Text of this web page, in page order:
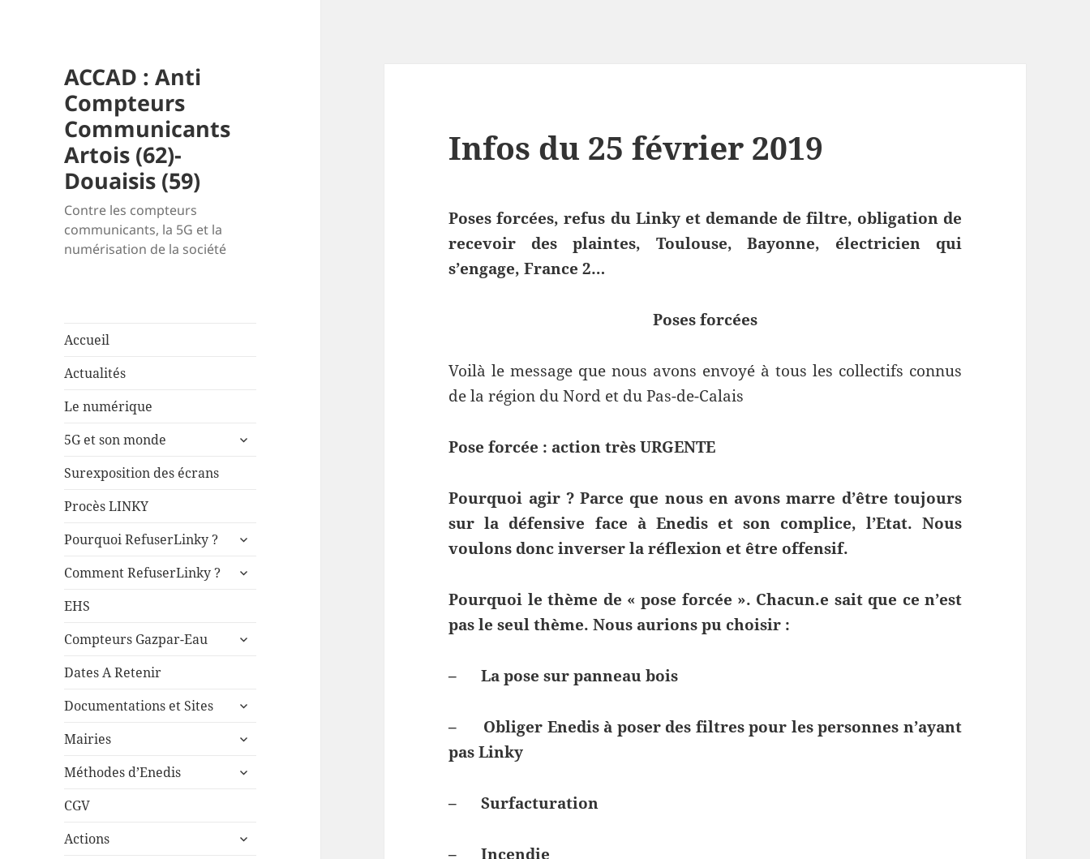
ACCAD : Anti
Compteurs
Communicants
Artois (62)-
Douaisis (59)
Contre les compteurs
communicants, la 5G et la
numérisation de la société
Accueil
Actualités
Le numérique
5G et son monde
ouvrir
Surexposition des écrans
Procès LINKY
Pourquoi RefuserLinky ?
ouvrir
sous-
Comment RefuserLinky ?
ouvrir
EHS
Compteurs Gazpar-Eau
ouvrir
Dates A Retenir
Documentations et Sites
ouvrir
sous-
Mairies
ouvrir
sous-
Méthodes d’Enedis
ouvrir
CGV
Actions
ouvrir
Infos du 25 février 2019
Poses forcées, refus du Linky et demande de filtre, obligation de
recevoir des plaintes, Toulouse, Bayonne, électricien qui
s’engage, France 2…
Poses forcées
Voilà le message que nous avons envoyé à tous les collectifs connus
de la région du Nord et du Pas-de-Calais
Pose forcée : action très URGENTE
Pourquoi agir ? Parce que nous en avons marre d’être toujours
sur la défensive face à Enedis et son complice, l’Etat. Nous
voulons donc inverser la réflexion et être offensif.
Pourquoi le thème de « pose forcée ». Chacun.e sait que ce n’est
pas le seul thème. Nous aurions pu choisir :
– La pose sur panneau bois
– Obliger Enedis à poser des filtres pour les personnes n’ayant
pas Linky
– Surfacturation
– Incendie